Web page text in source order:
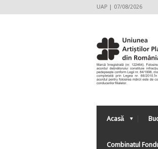
UAP | 07/08/2026
Acasă
Combinatul